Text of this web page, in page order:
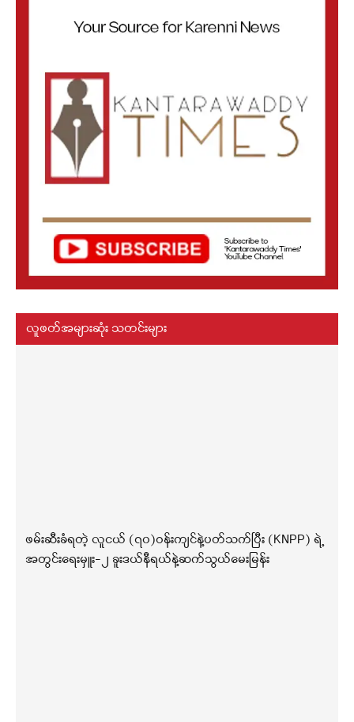
လူဖတ်အများဆုံး သတင်းများ
ဖမ်းဆီးခံရတဲ့ လူငယ် (၇၀)ဝန်းကျင်နဲ့ပတ်သက်ပြီး (KNPP) ရဲ့
အတွင်းရေးမှူး-၂ ခူးဒယ်နီရယ်နဲ့ဆက်သွယ်မေးမြန်း